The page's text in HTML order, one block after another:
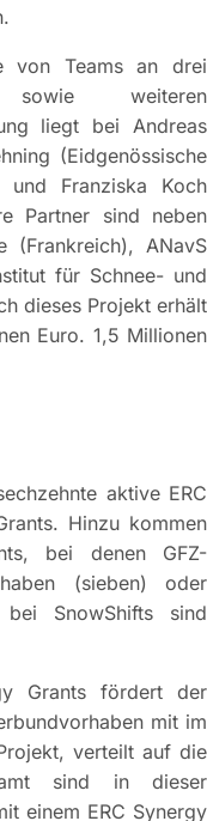
von Teams an drei
sowie weiteren
liegt bei Andreas
(Eidgenössische
und Franziska Koch
Partner sind neben
(Frankreich), ANavS
für Schnee- und
dieses Projekt erhält
Euro. 1,5 Millionen
aktive ERC
Hinzu kommen
bei denen GFZ-
(sieben) oder
bei SnowShifts sind
Grants fördert der
mit im
verteilt auf die
sind in dieser
einem ERC Synergy